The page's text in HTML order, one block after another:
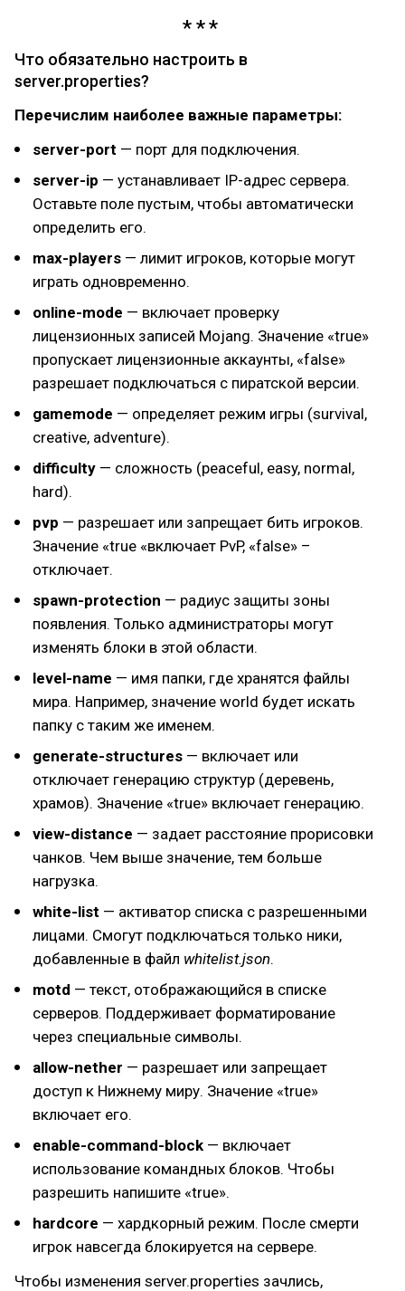
Что обязательно настроить в
server.properties?
Перечислим наиболее важные параметры:
server-port — порт для подключения.
server-ip — устанавливает IP-адрес сервера.
Оставьте поле пустым, чтобы автоматически
определить его.
max-players — лимит игроков, которые могут
играть одновременно.
online-mode — включает проверку
лицензионных записей Mojang. Значение «true»
пропускает лицензионные аккаунты, «false»
разрешает подключаться с пиратской версии.
gamemode — определяет режим игры (survival,
creative, adventure).
difficulty — сложность (peaceful, easy, normal,
hard).
pvp — разрешает или запрещает бить игроков.
Значение «true «включает PvP, «false» –
отключает.
spawn-protection — радиус защиты зоны
появления. Только администраторы могут
изменять блоки в этой области.
level-name — имя папки, где хранятся файлы
мира. Например, значение world будет искать
папку с таким же именем.
generate-structures — включает или
отключает генерацию структур (деревень,
храмов). Значение «true» включает генерацию.
view-distance — задает расстояние прорисовки
чанков. Чем выше значение, тем больше
нагрузка.
white-list — активатор списка с разрешенными
лицами. Смогут подключаться только ники,
добавленные в файл whitelist.json.
motd — текст, отображающийся в списке
серверов. Поддерживает форматирование
через специальные символы.
allow-nether — разрешает или запрещает
доступ к Нижнему миру. Значение «true»
включает его.
enable-command-block — включает
использование командных блоков. Чтобы
разрешить напишите «true».
hardcore — хардкорный режим. После смерти
игрок навсегда блокируется на сервере.
Чтобы изменения server.properties зачлись,